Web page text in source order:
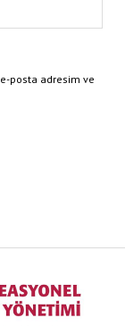
posta adresim ve